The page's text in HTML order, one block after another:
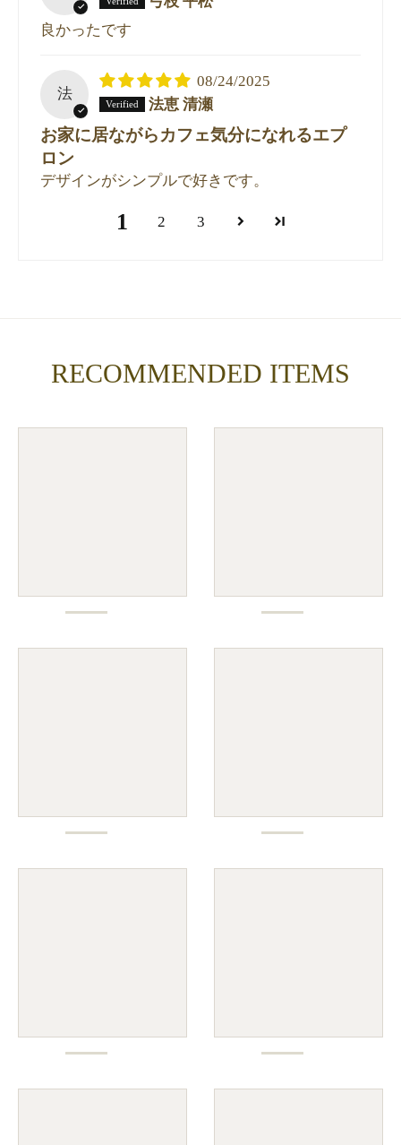
良かったです
法
08/24/2025
法恵 清瀬
お家に居ながらカフェ気分になれるエプ
ロン
デザインがシンプルで好きです。
1 2 3
RECOMMENDED ITEMS